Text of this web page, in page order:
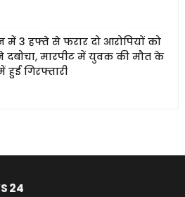
में 3 हफ्ते से फरार दो आरोपियों को
दबोचा, मारपीट में युवक की मौत के
गिरफ्तारी
24